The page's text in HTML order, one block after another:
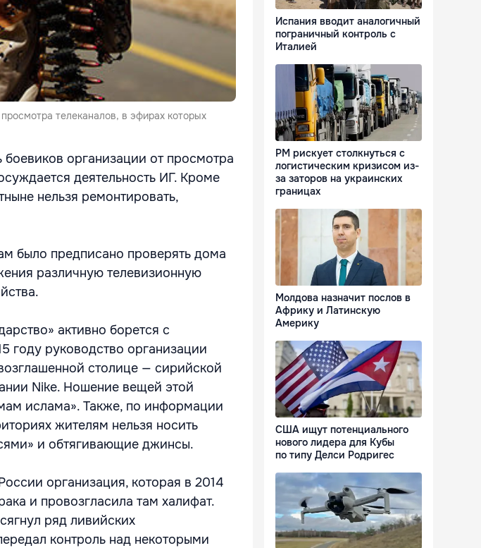
телеканалов, в эфирах которых
боевиков организации от просмотра
деятельность ИГ. Кроме
нельзя ремонтировать,
было предписано проверять дома
различную телевизионную
активно борется с
году руководство организации
столице — сирийской
Nike. Ношение вещей этой
ислама». Также, по информации
жителям нельзя носить
и обтягивающие джинсы.
организация, которая в 2014
и провозгласила там халифат.
ряд ливийских
контроль над некоторыми
Испания вводит аналогичный
пограничный контроль с
Италией
РМ рискует столкнуться с
логистическим кризисом из-
за заторов на украинских
границах
Молдова назначит послов в
Африку и Латинскую
Америку
США ищут потенциального
нового лидера для Кубы
по типу Делси Родригес